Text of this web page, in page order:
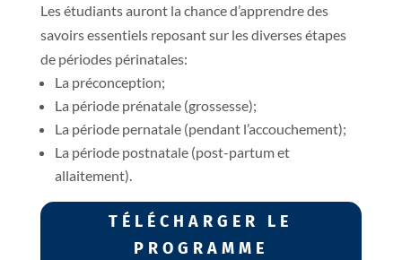
Les étudiants auront la chance d’apprendre des
savoirs essentiels reposant sur les diverses étapes
de périodes périnatales:
La préconception;
La période prénatale (grossesse);
La période pernatale (pendant l’accouchement);
La période postnatale (post-partum et
allaitement).
TÉLÉCHARGER LE
PROGRAMME